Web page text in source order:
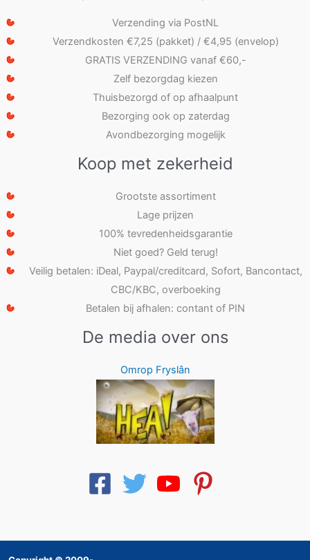
Verzending via PostNL
Verzendkosten €7,25 (pakket) / €4,95 (envelop)
GRATIS VERZENDING vanaf €60,-
Zelf bezorgdag kiezen
Thuisbezorgd of op afhaalpunt
Bezorging ook op zaterdag
Avondbezorging mogelijk
Koop met zekerheid
Grootste assortiment
Lage prijzen
100% tevredenheidsgarantie
Niet goed? Geld terug!
Veilig betalen: iDeal, Paypal/creditcard, Sofort, Bancontact,
CBC/KBC, overboeking
Betalen bij afhalen: contant of PIN
De media over ons
Omrop Fryslân